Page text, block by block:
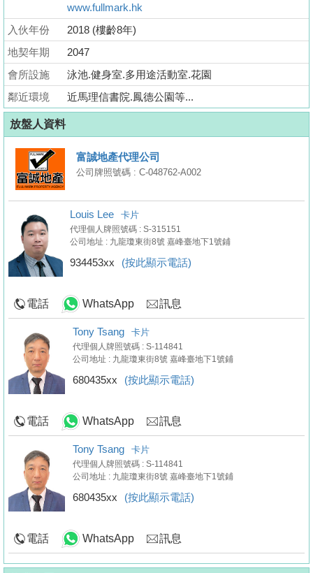
www.fullmark.hk
入伙年份
2018 (樓齡8年)
地契年期
2047
會所設施
泳池.健身室.多用途活動室.花園
鄰近環境
近馬理信書院.鳳德公園等...
放盤人資料
富誠地產代理公司
公司牌照號碼 : C-048762-A002
Louis Lee 卡片
代理個人牌照號碼 : S-315151
公司地址 : 九龍瓊東街8號 嘉峰臺地下1號鋪
934453xx (按此顯示電話)
電話 WhatsApp 訊息
Tony Tsang 卡片
代理個人牌照號碼 : S-114841
公司地址 : 九龍瓊東街8號 嘉峰臺地下1號鋪
680435xx (按此顯示電話)
電話 WhatsApp 訊息
Tony Tsang 卡片
代理個人牌照號碼 : S-114841
公司地址 : 九龍瓊東街8號 嘉峰臺地下1號鋪
680435xx (按此顯示電話)
電話 WhatsApp 訊息